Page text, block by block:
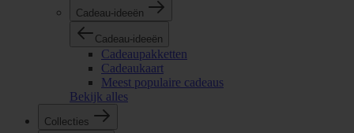
Cadeau-ideeën
Cadeau-ideeën
Cadeaupakketten
Cadeaukaart
Meest populaire cadeaus
Bekijk alles
Collecties